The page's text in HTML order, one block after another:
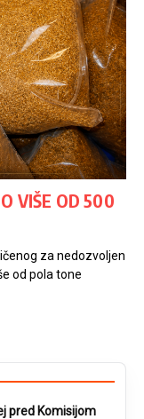
VIŠE OD 500
za nedozvoljen
od pola tone
pred Komisijom